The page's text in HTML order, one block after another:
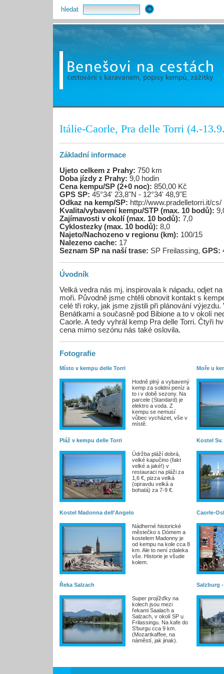
hledat
Itálie-Caorle, Pra delle Torri (4.-
Základní informace
Ujeto celkem z Prahy: 750 km
Doba jízdy z Prahy: 9,0 hodin
Cena kempu/SP (2+0 noc): 850,00 Kč
GPS SP: 45°34' 23,8"N - 12°34' 48,9"E
Odkaz na kemp/SP: http://www.pradelletorri.it/cs/
Kvalita/vybavení kempu/STP (max. 10 bodů):
Zajímavosti v okolí (max. 10 bodů): 7,0
Cyklostezky (max. 10 bodů): 8,0
Najeto/Nachozeno v regionu (km): 100/15
Nalezeno cache: 17
Seznam SP na naší trase: SP Freilassing, GPS:
Úvodník
Velká vedra nás mj. inspirovala k nápadu, odjet
moři. Původně jsme chtěli obnovit kontakt s
celé tři roky, jak jsme zjistili při plánování výjezdu.
Benátkami a současně pod Bibione a to v okolí
Caorle. A tedy vyhrál kemp Pra delle Torri. Čtyři
cena mimo sezónu nás také oslovila.
Fotografie
Místo v kempu delle Torri
Hodně plný a vybavený
kemp za solidní peníz a
to i v době sezony. Na
parcele (Standard) je
elektro a voda. Z
kempu se nemusí
vůbec vycházet, vše v
místě.
Moře u
Pláž v kempu delle Torri
Údržba pláží dobrá,
velké kapučino (fakt
velké a jaké!) v
restauraci na pláži za
1,6 €, pizza velká
(opravdu velká a
bohatá) za 7-9 €.
Kostel
Kostel Madonna dell'Angelo
Nádherné historické
městečko s Dómem a
kostelem Madonny je
od kempu na kole cca 8
km. Ale to není zdaleka
vše. Historie je všude
kolem.
Caorle-
Řeka Salzach
Super projížďky na
kolech jsou mezi
řekami Saalach a
Salzach, v okolí SP u
Frilassingu. Na kafe do
S'burgu cca 9 km.
(Mozartkaffee, na
náměstí, jak jinak).
Salzburg